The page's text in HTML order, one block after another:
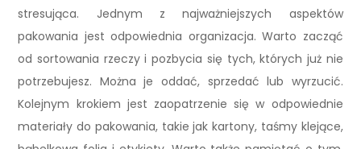
stresująca. Jednym z najważniejszych aspektów
pakowania jest odpowiednia organizacja. Warto zacząć
od sortowania rzeczy i pozbycia się tych, których już nie
potrzebujesz. Można je oddać, sprzedać lub wyrzucić.
Kolejnym krokiem jest zaopatrzenie się w odpowiednie
materiały do pakowania, takie jak kartony, taśmy klejące,